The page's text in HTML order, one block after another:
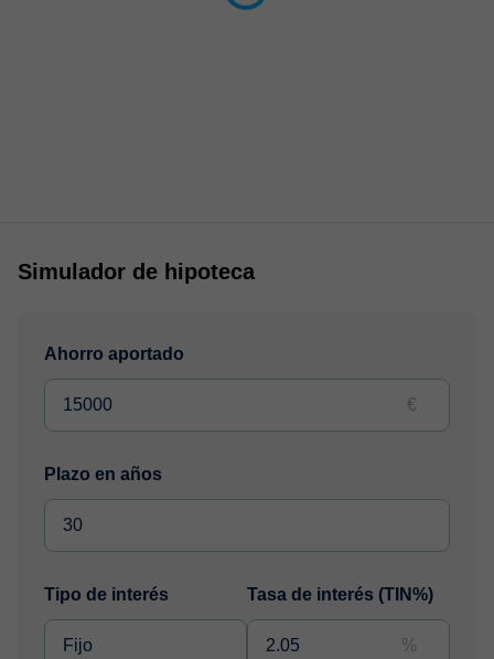
Simulador de hipoteca
Ahorro aportado
€
Plazo en años
Tipo de interés Tasa de interés (TIN%)
%